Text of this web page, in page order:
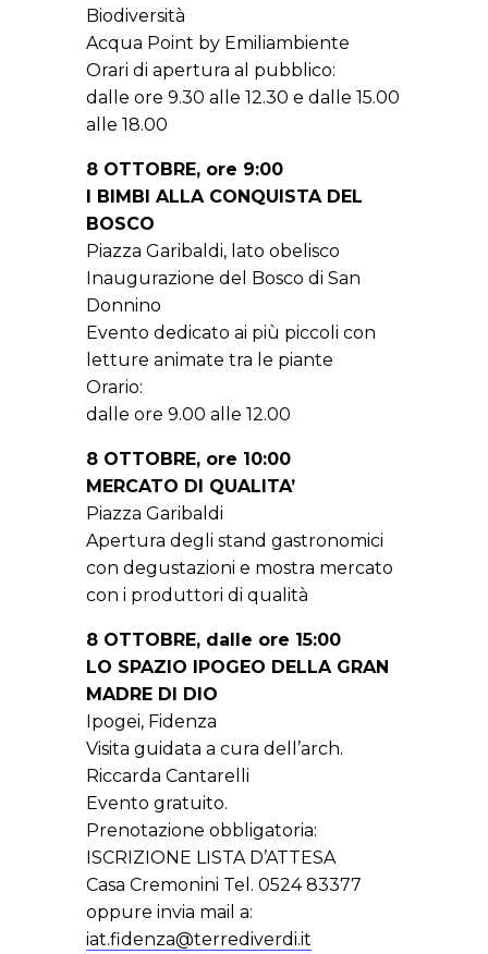
Biodiversità
Acqua Point by Emiliambiente
Orari di apertura al pubblico:
dalle ore 9.30 alle 12.30 e dalle 15.00
alle 18.00
8 OTTOBRE, ore 9:00
I BIMBI ALLA CONQUISTA DEL
BOSCO
Piazza Garibaldi, lato obelisco
Inaugurazione del Bosco di San
Donnino
Evento dedicato ai più piccoli con
letture animate tra le piante
Orario:
dalle ore 9.00 alle 12.00
8 OTTOBRE, ore 10:00
MERCATO DI QUALITA’
Piazza Garibaldi
Apertura degli stand gastronomici
con degustazioni e mostra mercato
con i produttori di qualità
8 OTTOBRE, dalle ore 15:00
LO SPAZIO IPOGEO DELLA GRAN
MADRE DI DIO
Ipogei, Fidenza
Visita guidata a cura dell’arch.
Riccarda Cantarelli
Evento gratuito.
Prenotazione obbligatoria:
ISCRIZIONE LISTA D’ATTESA
Casa Cremonini Tel. 0524 83377
oppure invia mail a:
iat.fidenza@terrediverdi.it